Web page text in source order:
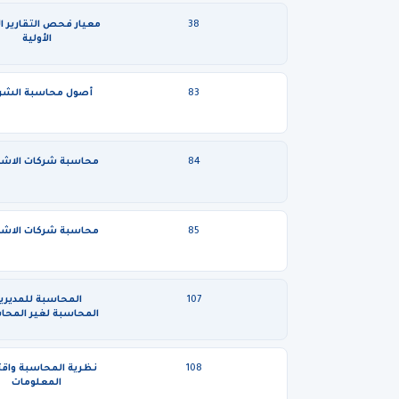
38
معيار فحص التقارير
الأولية
83 أصول محاسبة
84 محاسبة شركات
85 محاسبة شركات
107
المحاسبة
المحاسبة لغير
108
نظرية المحاسبة
المعلومات